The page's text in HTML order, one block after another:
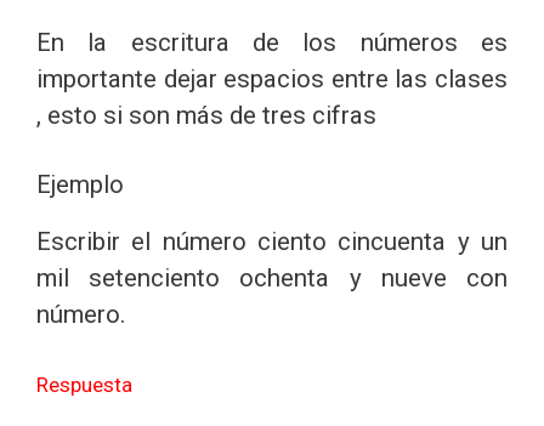
En la escritura de los números es
importante dejar espacios entre las clases
, esto si son más de tres cifras
Ejemplo
Escribir el número ciento cincuenta y un
mil setenciento ochenta y nueve con
número.
Respuesta